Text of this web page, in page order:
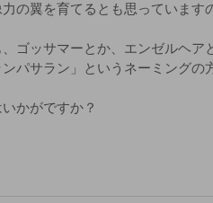
の翼を育てるとも思っています
ゴッサマーとか、エンゼルヘア
ンパサラン」というネーミングの
かがですか？